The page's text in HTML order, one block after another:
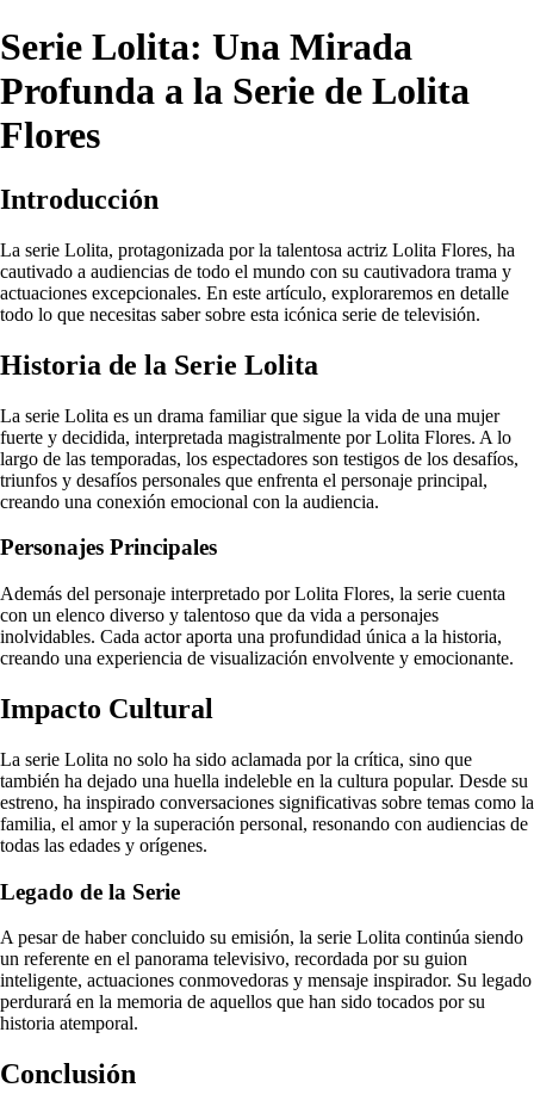
Serie Lolita: Una Mirada
Profunda a la Serie de Lolita
Flores
Introducción
La serie Lolita, protagonizada por la talentosa actriz Lolita Flores, ha
cautivado a audiencias de todo el mundo con su cautivadora trama y
actuaciones excepcionales. En este artículo, exploraremos en detalle
todo lo que necesitas saber sobre esta icónica serie de televisión.
Historia de la Serie Lolita
La serie Lolita es un drama familiar que sigue la vida de una mujer
fuerte y decidida, interpretada magistralmente por Lolita Flores. A lo
largo de las temporadas, los espectadores son testigos de los desafíos,
triunfos y desafíos personales que enfrenta el personaje principal,
creando una conexión emocional con la audiencia.
Personajes Principales
Además del personaje interpretado por Lolita Flores, la serie cuenta
con un elenco diverso y talentoso que da vida a personajes
inolvidables. Cada actor aporta una profundidad única a la historia,
creando una experiencia de visualización envolvente y emocionante.
Impacto Cultural
La serie Lolita no solo ha sido aclamada por la crítica, sino que
también ha dejado una huella indeleble en la cultura popular. Desde su
estreno, ha inspirado conversaciones significativas sobre temas como la
familia, el amor y la superación personal, resonando con audiencias de
todas las edades y orígenes.
Legado de la Serie
A pesar de haber concluido su emisión, la serie Lolita continúa siendo
un referente en el panorama televisivo, recordada por su guion
inteligente, actuaciones conmovedoras y mensaje inspirador. Su legado
perdurará en la memoria de aquellos que han sido tocados por su
historia atemporal.
Conclusión